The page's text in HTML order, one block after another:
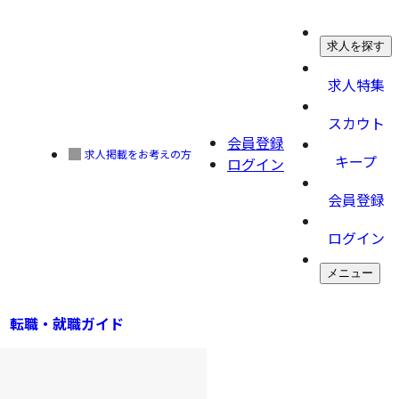
求人掲載をお考えの方
会員登録
ログイン
求人を探す
求人特集
スカウト
キープ
会員登録
ログイン
メニュー
転職・就職ガイド